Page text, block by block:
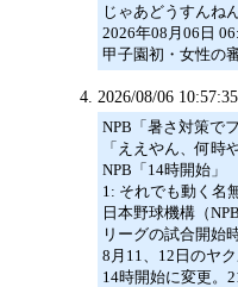
じゃあどうすんね
2026年08月06日
甲子園初・女性の
2026/08/06 10:57:35
NPB「暑さ対策で
「ええやん、何時
NPB「14時開始」
1: それでも動く名
日本野球機構（
リーグの試合開始
8月11、12日のヤ
14時開始に変更。